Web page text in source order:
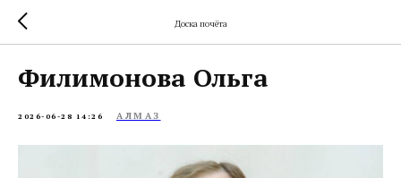
Доска почёта
Филимонова Ольга
2026-06-28 14:26 АЛМАЗ